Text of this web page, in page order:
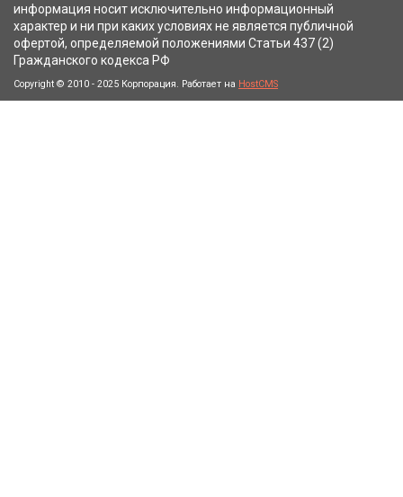
информация носит исключительно информационный
характер и ни при каких условиях не является публичной
офертой, определяемой положениями Статьи 437 (2)
Гражданского кодекса РФ
Copyright © 2010 - 2025 Корпорация. Работает на HostCMS